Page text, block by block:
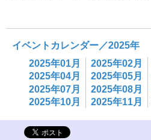
イベントカレンダー／2025年
2025年01月
2025年02月
2025年04月
2025年05月
2025年07月
2025年08月
2025年10月
2025年11月